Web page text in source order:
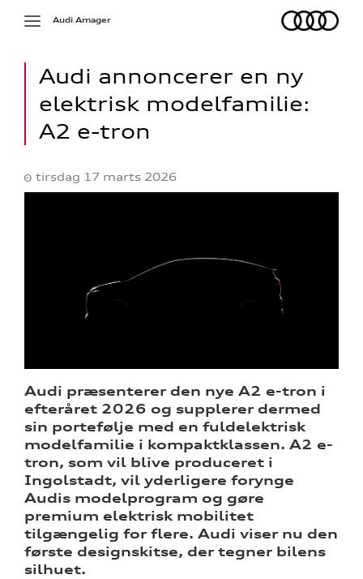
Toggle
Audi
Audi Amager
Audi annoncerer en ny
elektrisk modelfamilie:
A2 e-tron
tirsdag 17 marts 2026
Audi præsenterer den nye A2 e-tron i
efteråret 2026 og supplerer dermed
sin portefølje med en fuldelektrisk
modelfamilie i kompaktklassen. A2 e-
tron, som vil blive produceret i
Ingolstadt, vil yderligere forynge
Audis modelprogram og gøre
premium elektrisk mobilitet
tilgængelig for flere. Audi viser nu den
første designskitse, der tegner bilens
silhuet.